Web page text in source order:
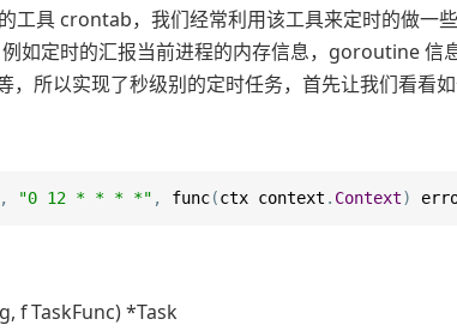
工具 crontab，我们经常利用该工具来定时的做一
如定时的汇报当前进程的内存信息，goroutine 信
所以实现了秒级别的定时任务，首先让我们看看如
, "0 12 * * * *" , func(ctx context . Context)
f TaskFunc) *Task